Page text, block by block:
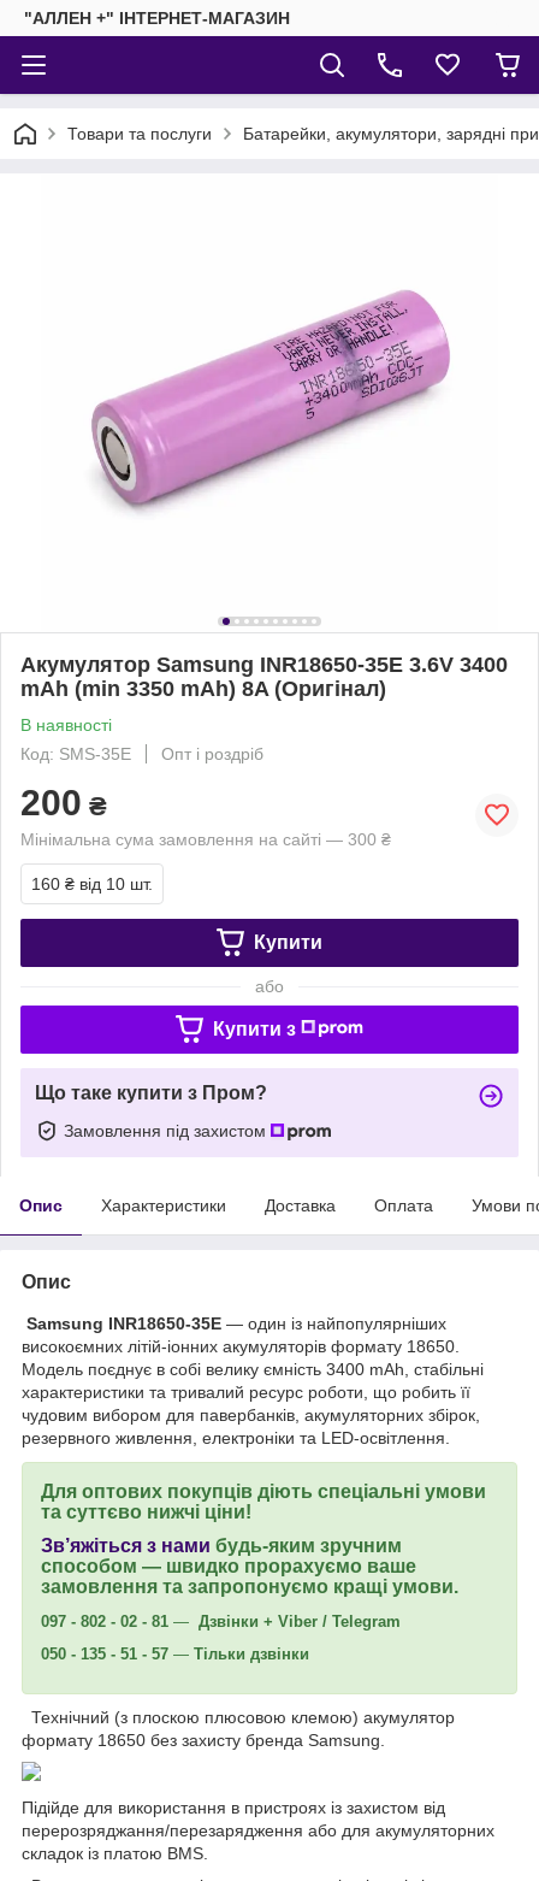
"АЛЛЕН +" ІНТЕРНЕТ-МАГАЗИН
Товари та послуги Батарейки, акумулятори, зарядні
Акумулятор Samsung INR18650-35E 3.6V 3400
mAh (min 3350 mAh) 8A (Оригінал)
В наявності
Код: SMS-35E
Опт і роздріб
200 ₴
Мінімальна сума замовлення на сайті — 300 ₴
160 ₴ від 10 шт.
Купити
або
Купити з
Що таке купити з Пром?
Замовлення під захистом
Опис Характеристики Доставка Оплата Умови
Опис
Samsung INR18650-35E — один із найпопулярніших
високоємних літій-іонних акумуляторів формату 18650.
Модель поєднує в собі велику ємність 3400 mAh, стабільні
характеристики та тривалий ресурс роботи, що робить її
чудовим вибором для павербанків, акумуляторних збірок,
резервного живлення, електроніки та LED-освітлення.
Для оптових покупців діють спеціальні умови
та суттєво нижчі ціни!
Зв’яжіться з нами будь-яким зручним
способом — швидко прорахуємо ваше
замовлення та запропонуємо кращі умови.
097 - 802 - 02 - 81 — Дзвінки + Viber / Telegram
050 - 135 - 51 - 57 — Тільки дзвінки
Технічний (з плоскою плюсовою клемою) акумулятор
формату 18650 без захисту бренда Samsung.
Підійде для використання в пристроях із захистом від
перерозряджання/перезарядження або для акумуляторних
складок із платою BMS.